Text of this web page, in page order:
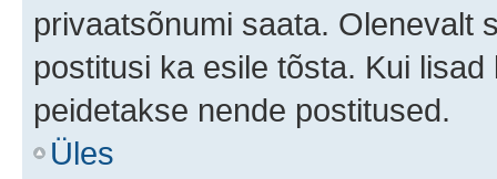
privaatsõnumi saata. Olenevalt
postitusi ka esile tõsta. Kui
peidetakse nende postitused.
Üles